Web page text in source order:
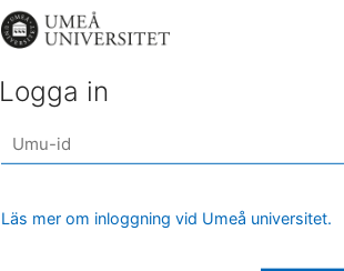
Logga in
Läs mer om inloggning vid Umeå universitet.